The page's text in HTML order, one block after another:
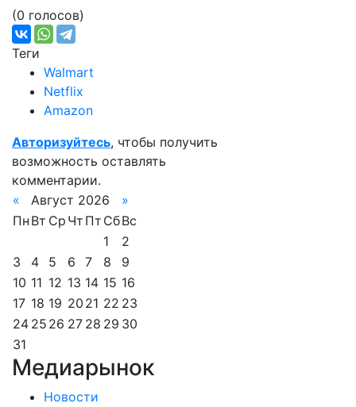
(0 голосов)
Теги
Walmart
Netflix
Amazon
Авторизуйтесь, чтобы получить
возможность оставлять
комментарии.
«
Август 2026
»
Пн Вт Ср Чт Пт СбВс
1
2
3
4 5 6 7 8
9
10 11 12 13 14 15 16
17 18 19 20 21 22 23
24 25 26 27 28 29 30
31
Медиарынок
Новости